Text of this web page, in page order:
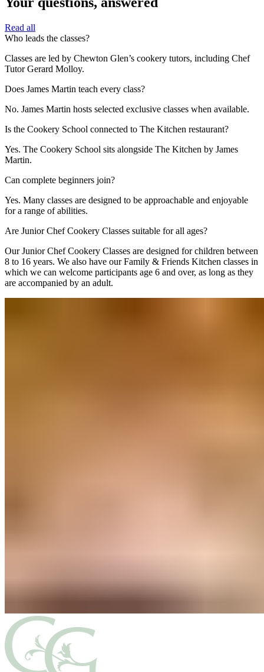
Read all​​​​‌ ‍ ​‍​‍‌‍ ‌ ​‍‌‍‍‌‌‍‌ ‌‍‍‌‌‍ ‍​‍​‍​ ‍‍​‍​‍‌ ​ ‌‍​‌‌‍ ‍‌‍‍‌‌ ‌​‌ ‍‌​‍ ‍‌‍‍‌‌‍ ​‍​‍​‍ ​​‍​‍‌‍‍​‌ ​‍‌‍‌‌‌‍‌‍​‍​‍​ ‍‍​‍​‍‌‍‍​‌ ‌​‌ ‌​‌ ​​‌ ​ ​ ‍‍​‍ ​‍ ‌‍ ​​‍ ‌‌‍​‌‌‍ ‍‌‍‌​​‍ ‌‌ ​‍​‍ ‌‌‍‍​‌‍ ‌ ‌​‌‍‌‌‌‍ ​‌ ​ ​‍ ‌‌ ​ ‌ ‌​‌ ‌‌‌‍‌​‌‍‍‌‌‍ ​‍ ‍‌ ‌‍‌‍‌‌‌ ​‍‌‍​ ‌‍‌‌‌‍ ​​‍ ‍‌‍​‌‌ ​​‌ ​​​‍ ‌‍‍‌‌‍ ‍‌ ‌​‌‍‌‌‌‍ ‍‌ ‌​​‍ ‌‍‌‌‌‍‌​‌‍‍‌‌ ‌​​‍ ‌‍ ‌‌‍ ‌‍‌​‌‍‌‌​ ‌‌ ​​‌ ​‍‌‍‌‌‌ ​ ‌‍‌‌‌‍ ‍‌ ‌​‌‍​‌‌ ‌​‌‍‍‌‌‍ ‌‍ ‍​ ‍ ‌‍‍‌‌‍‌​​ ‌‌‍‍​‌‍ ‌ ‌​‌‍‌‌‌‍ ​‌​​ ‌‍ ​‌‍​‌‌ ​ ‌ ​ ‌​‍‌‌‍ ‍‌‍‌​‌‍‌‌‌ ‍​​‍ ‌​ ‍‌​ ​ ​ ‌‌​ ‌‌​ ​‍‌‍​‌​ ‌‍‌‍​ ​‍ ‌​ ​​​ ​‌‌‍‌​​ ‍‌​‍ ‌​ ‌​​ ‌‍​ ‌‌‌‍‌​​‍ ‌‌‍​‍​ ‌ ​ ​ ​ ‌‍​‍ ‌​ ‌‍​ ‍​​ ‌​‌‍​‍‌‍​ ​ ‌‌​ ​‍‌‍​‍​ ‌‍​ ​​​ ‌‌​ ‌‌​ ‍ ‌ ‌​‌ ‍‌‌ ​​‌‍‌‌​ ‌‌‍‍​‌‍ ‌ ‌​‌‍‌‌‌‍ ​‌​​ ‌‍ ​‌‍​‌‌ ​ ‌ ​ ‌​‍‌‌‍ ‍‌‍‌​‌‍‌‌‌ ‍​​ ‍ ‌ ​​‌‍​‌‌ ‌​‌‍‍​​ ‌‌ ​​‌‍​‌‌‍‌ ‌‍‌‌‌​​‍‌ ‌‌‌‍‍‌‌‍ ​‌‍‌​‌‍‌‌‌ ​‍​‍‌‌​ ‌‌‌​​‍‌‌ ‌‍‍ ‌‍‌‌‌ ‍‌​‍‌‌​ ​ ‌​‌​​‍‌‌​ ​ ‌​‌​​‍‌‌​ ​‍​ ​‍‌‍‌​​ ‍​​ ​‌​ ​​​ ‌ ‌‍‌‍​ ​ ‌‍​‍‌‍‌‍‌‍​ ​ ​​​ ‍‌​‍‌‌​ ​‍​ ​‍​‍‌‌​ ‌‌‌​‌​​‍ ‍‌ ​ ‌‍‌‌‌‍​ ‌‍ ‌‍ ‍‌‍‌​‌‍​‌‌ ​‍‌ ‍‌‌​​ ‌ ‌​‌‍​‌​‍ ‍‌‍ ​‌‍​‌‌‍​‍‌‍‌‌‌‍ ​​ ‌‍​‍‌‍​‌‌ ​ ‌‍‌‌‌‌‌‌‌ ​‍‌‍ ​​ ‌‌‍‍​‌ ‌​‌ ‌​‌ ​​‌ ​ ​‍‌‌​ ​ ‌​​‌​‍‌‌​ ​‍‌​‌‍​‍‌‌​ ​‍‌​‌‍‌‍ ​​‍ ‌‌‍​‌‌‍ ‍‌‍‌​​‍ ‌‌ ​‍​‍ ‌‌‍‍​‌‍ ‌ ‌​‌‍‌‌‌‍ ​‌ ​ ​‍ ‌‌ ​ ‌ ‌​‌ ‌‌‌‍‌​‌‍‍‌‌‍ ​‍ ‍‌ ‌‍‌‍‌‌‌ ​‍‌‍​ ‌‍‌‌‌‍ ​​‍ ‍‌‍​‌‌ ​​‌ ​​​‍‌‍‌‍‍‌‌‍‌​​ ‌‌‍‍​‌‍ ‌ ‌​‌‍‌‌‌‍ ​‌​​ ‌‍ ​‌‍​‌‌ ​ ‌ ​ ‌​‍‌‌‍ ‍‌‍‌​‌‍‌‌‌ ‍​​‍ ‌​ ‍‌​ ​ ​ ‌‌​ ‌‌​ ​‍‌‍​‌​ ‌‍‌‍​ ​‍ ‌​ ​​​ ​‌‌‍‌​​ ‍‌​‍ ‌​ ‌​​ ‌‍​ ‌‌‌‍‌​​‍ ‌‌‍​‍​ ‌ ​ ​ ​ ‌‍​‍ ‌​ ‌‍​ ‍​​ ‌​‌‍​‍‌‍​ ​ ‌‌​ ​‍‌‍​‍​ ‌‍​ ​​​ ‌‌​ ‌‌​‍‌‍‌ ‌​‌ ‍‌‌ ​​‌‍‌‌​ ‌‌‍‍​‌‍ ‌ ‌​‌‍‌‌‌‍ ​‌​​ ‌‍ ​‌‍​‌‌ ​ ‌ ​ ‌​‍‌‌‍ ‍‌‍‌​‌‍‌‌‌ ‍​​‍‌‍‌ ​​‌‍​‌‌ ‌​‌‍‍​​ ‌‌ ​​‌‍​‌‌‍‌ ‌‍‌‌‌​​‍‌ ‌‌‌‍‍‌‌‍ ​‌‍‌​‌‍‌‌‌ ​‍​‍‌‌​ ‌‌‌​​‍‌‌ ‌‍‍ ‌‍‌‌‌ ‍‌​‍‌‌​ ​ ‌​‌​​‍‌‌​ ​ ‌​‌​​‍‌‌​ ​‍​ ​‍‌‍‌​​ ‍​​ ​‌​ ​​​ ‌ ‌‍‌‍​ ​ ‌‍​‍‌‍‌‍‌‍​ ​ ​​​ ‍‌​‍‌‌​ ​‍​ ​‍​‍‌‌​ ‌‌‌​‌​​‍ ‍‌ ​ ‌‍‌‌‌‍​ ‌‍ ‌‍ ‍‌‍‌​‌‍​‌‌ ​‍‌ ‍‌‌​​ ‌ ‌​‌‍​‌​‍ ‍‌‍ ​‌‍​‌‌‍​‍‌‍‌‌‌‍ ​​‍‌‍‌ ​​‌‍‌‌‌ ​‍‌ ​ ‌ ​​‌‍‌‌‌‍​ ‌ ‌​‌‍‍‌‌ ‌‍‌‍‌‌​ ‌‌ ​​‌ ‌‌‌‍​‍‌‍ ​‌‍‍‌‌ ​ ‌‍‍​‌‍‌‌‌‍‌​​‍​‍‌ ‌
Who leads the classes?​​​​‌ ‍ ​‍​‍‌‍ ‌ ​‍‌‍‍‌‌‍‌ ‌‍‍‌‌‍ ‍​‍​‍​ ‍‍​‍​‍‌ ​ ‌‍​‌‌‍ ‍‌‍‍‌‌ ‌​‌ ‍‌​‍ ‍‌‍‍‌‌‍ ​‍​‍​‍ ​​‍​‍‌‍‍​‌ ​‍‌‍‌‌‌‍‌‍​‍​‍​ ‍‍​‍​‍‌‍‍​‌ ‌​‌ ‌​‌ ​​‌ ​ ​ ‍‍​‍ ​‍ ‌‍ ​​‍ ‌‌‍​‌‌‍ ‍‌‍‌​​‍ ‌‌ ​‍​‍ ‌‌‍‍​‌‍ ‌ ‌​‌‍‌‌‌‍ ​‌ ​ ​‍ ‌‌ ​ ‌ ‌​‌ ‌‌‌‍‌​‌‍‍‌‌‍ ​‍ ‍‌ ‌‍‌‍‌‌‌ ​‍‌‍​ ‌‍‌‌‌‍ ​​‍ ‍‌‍​‌‌ ​​‌ ​​​‍ ‌‍‍‌‌‍ ‍‌ ‌​‌‍‌‌‌‍ ‍‌ ‌​​‍ ‌‍‌‌‌‍‌​‌‍‍‌‌ ‌​​‍ ‌‍ ‌‌‍ ‌‍‌​‌‍‌‌​ ‌‌ ​​‌ ​‍‌‍‌‌‌ ​ ‌‍‌‌‌‍ ‍‌ ‌​‌‍​‌‌ ‌​‌‍‍‌‌‍ ‌‍ ‍​ ‍ ‌‍‍‌‌‍‌​​ ‌‌‍‌‍​ ‌‌​ ‍​​ ‌ ​ ​‍​ ​‍​ ‌‌​ ​‌​‍ ‌​ ‍‌‌‍‌‍​ ​‍​ ​ ​‍ ‌​ ‌​‌‍‌‌​ ‌‌‌‍​‍​‍ ‌‌‍​‍‌‍​‍​ ‌ ‌‍‌​​‍ ‌​ ‌‌‌‍‌‍​ ‌ ​ ‌‌​ ‌ ​ ​ ​ ‍​‌‍‌‌‌‍​ ​ ​ ​ ‌‌​ ​‍​ ‍ ‌ ‌​‌ ‍‌‌ ​​‌‍‌‌​ ‌‌‍‍​‌‍ ‌ ‌​‌‍‌‌‌‍ ​‌​‌‍‌‍​‌‌ ​‌​ ‍ ‌ ​​‌‍​‌‌ ‌​‌‍‍​​ ‌‌ ​‌‌ ‌‌‌‍‌‌‌ ​ ‌ ‌​‌‍‍‌‌‍ ‌‍ ‍​ ‌‍​‍‌‍​‌‌ ​ ‌‍‌‌‌‌‌‌‌ ​‍‌‍ ​​ ‌‌‍‍​‌ ‌​‌ ‌​‌ ​​‌ ​ ​‍‌‌​ ​ ‌​​‌​‍‌‌​ ​‍‌​‌‍​‍‌‌​ ​‍‌​‌‍‌‍ ​​‍ ‌‌‍​‌‌‍ ‍‌‍‌​​‍ ‌‌ ​‍​‍ ‌‌‍‍​‌‍ ‌ ‌​‌‍‌‌‌‍ ​‌ ​ ​‍ ‌‌ ​ ‌ ‌​‌ ‌‌‌‍‌​‌‍‍‌‌‍ ​‍ ‍‌ ‌‍‌‍‌‌‌ ​‍‌‍​ ‌‍‌‌‌‍ ​​‍ ‍‌‍​‌‌ ​​‌ ​​​‍‌‍‌‍‍‌‌‍‌​​ ‌‌‍‌‍​ ‌‌​ ‍​​ ‌ ​ ​‍​ ​‍​ ‌‌​ ​‌​‍ ‌​ ‍‌‌‍‌‍​ ​‍​ ​ ​‍ ‌​ ‌​‌‍‌‌​ ‌‌‌‍​‍​‍ ‌‌‍​‍‌‍​‍​ ‌ ‌‍‌​​‍ ‌​ ‌‌‌‍‌‍​ ‌ ​ ‌‌​ ‌ ​ ​ ​ ‍​‌‍‌‌‌‍​ ​ ​ ​ ‌‌​ ​‍​‍‌‍‌ ‌​‌ ‍‌‌ ​​‌‍‌‌​ ‌‌‍‍​‌‍ ‌ ‌​‌‍‌‌‌‍ ​‌​‌‍‌‍​‌‌ ​‌​‍‌‍‌ ​​‌‍​‌‌ ‌​‌‍‍​​ ‌‌ ​‌‌ ‌‌‌‍‌‌‌ ​ ‌ ‌​‌‍‍‌‌‍ ‌‍ ‍​‍‌‍‌ ​​‌‍‌‌‌ ​‍‌ ​ ‌ ​​‌‍‌‌‌‍​ ‌ ‌​‌‍‍‌‌ ‌‍‌‍‌‌​ ‌‌ ​​‌ ‌‌‌‍​‍‌‍ ​‌‍‍‌‌ ​ ‌‍‍​‌‍‌‌‌‍‌​​‍​‍‌ ‌
Classes are led by Chewton Glen’s cookery tutors, including Chef
Tutor Gerard Molloy.​​​​‌ ‍ ​‍​‍‌‍ ‌ ​‍‌‍‍‌‌‍‌ ‌‍‍‌‌‍ ‍​‍​‍​ ‍‍​‍​‍‌ ​ ‌‍​‌‌‍ ‍‌‍‍‌‌ ‌​‌ ‍‌​‍ ‍‌‍‍‌‌‍ ​‍​‍​‍ ​​‍​‍‌‍‍​‌ ​‍‌‍‌‌‌‍‌‍​‍​‍​ ‍‍​‍​‍‌‍‍​‌ ‌​‌ ‌​‌ ​​‌ ​ ​ ‍‍​‍ ​‍ ‌‍ ​​‍ ‌‌‍​‌‌‍ ‍‌‍‌​​‍ ‌‌ ​‍​‍ ‌‌‍‍​‌‍ ‌ ‌​‌‍‌‌‌‍ ​‌ ​ ​‍ ‌‌ ​ ‌ ‌​‌ ‌‌‌‍‌​‌‍‍‌‌‍ ​‍ ‍‌ ‌‍‌‍‌‌‌ ​‍‌‍​ ‌‍‌‌‌‍ ​​‍ ‍‌‍​‌‌ ​​‌ ​​​‍ ‌‍‍‌‌‍ ‍‌ ‌​‌‍‌‌‌‍ ‍‌ ‌​​‍ ‌‍‌‌‌‍‌​‌‍‍‌‌ ‌​​‍ ‌‍ ‌‌‍ ‌‍‌​‌‍‌‌​ ‌‌ ​​‌ ​‍‌‍‌‌‌ ​ ‌‍‌‌‌‍ ‍‌ ‌​‌‍​‌‌ ‌​‌‍‍‌‌‍ ‌‍ ‍​ ‍ ‌‍‍‌‌‍‌​​ ‌‌‍‌‍​ ‌‌​ ‍​​ ‌ ​ ​‍​ ​‍​ ‌‌​ ​‌​‍ ‌​ ‍‌‌‍‌‍​ ​‍​ ​ ​‍ ‌​ ‌​‌‍‌‌​ ‌‌‌‍​‍​‍ ‌‌‍​‍‌‍​‍​ ‌ ‌‍‌​​‍ ‌​ ‌‌‌‍‌‍​ ‌ ​ ‌‌​ ‌ ​ ​ ​ ‍​‌‍‌‌‌‍​ ​ ​ ​ ‌‌​ ​‍​ ‍ ‌ ‌​‌ ‍‌‌ ​​‌‍‌‌​ ‌‌‍‍​‌‍ ‌ ‌​‌‍‌‌‌‍ ​‌​‌‍‌‍​‌‌ ​‌​ ‍ ‌ ​​‌‍​‌‌ ‌​‌‍‍​​ ‌‌‍​‌‌‍ ‍‌ ​ ‌ ‌ ‌‍‌‌‌ ​‍​‍‌‌​ ‌‌‌​​‍‌‌ ‌‍‍ ‌‍‌‌‌ ‍‌​‍‌‌​ ​ ‌​‌​​‍‌‌​ ​ ‌​‌​​‍‌‌​ ​‍​ ​‍‌‍​‌‌‍‌‍‌‍​ ​ ​‌​ ‍​​ ‌‌​ ‌​​ ​‌‌‍‌​‌‍​‍​ ‌‌‌‍​‌​‍‌‌​ ​‍​ ​‍​‍‌‌​ ‌‌‌​‌​​‍ ‍‌‍​ ‌‍‍​‌‍‍‌‌‍ ​‌‍‌​‌ ​‍‌‍‌‌‌‍ ‍​‍‌‌​ ‌‌‌​​‍‌‌ ‌‍‍ ‌‍‌‌‌ ‍‌​‍‌‌​ ​ ‌​‌​​‍‌‌​ ​ ‌​‌​​‍‌‌​ ​‍​ ​‍‌‍‌​​ ​​​ ​​​ ​‍​ ‌‍​ ‌ ​ ​‍​ ​ ​ ‍​​ ‍‌​ ​‍​ ‌‍​‍‌‌​ ​‍​ ​‍​‍‌‌​ ‌‌‌​‌​​‍ ‍‌ ‌​‌‍‌‌‌ ‍​‌ ‌​​ ‌‍​‍‌‍​‌‌ ​ ‌‍‌‌‌‌‌‌‌ ​‍‌‍ ​​ ‌‌‍‍​‌ ‌​‌ ‌​‌ ​​‌ ​ ​‍‌‌​ ​ ‌​​‌​‍‌‌​ ​‍‌​‌‍​‍‌‌​ ​‍‌​‌‍‌‍ ​​‍ ‌‌‍​‌‌‍ ‍‌‍‌​​‍ ‌‌ ​‍​‍ ‌‌‍‍​‌‍ ‌ ‌​‌‍‌‌‌‍ ​‌ ​ ​‍ ‌‌ ​ ‌ ‌​‌ ‌‌‌‍‌​‌‍‍‌‌‍ ​‍ ‍‌ ‌‍‌‍‌‌‌ ​‍‌‍​ ‌‍‌‌‌‍ ​​‍ ‍‌‍​‌‌ ​​‌ ​​​‍‌‍‌‍‍‌‌‍‌​​ ‌‌‍‌‍​ ‌‌​ ‍​​ ‌ ​ ​‍​ ​‍​ ‌‌​ ​‌​‍ ‌​ ‍‌‌‍‌‍​ ​‍​ ​ ​‍ ‌​ ‌​‌‍‌‌​ ‌‌‌‍​‍​‍ ‌‌‍​‍‌‍​‍​ ‌ ‌‍‌​​‍ ‌​ ‌‌‌‍‌‍​ ‌ ​ ‌‌​ ‌ ​ ​ ​ ‍​‌‍‌‌‌‍​ ​ ​ ​ ‌‌​ ​‍​‍‌‍‌ ‌​‌ ‍‌‌ ​​‌‍‌‌​ ‌‌‍‍​‌‍ ‌ ‌​‌‍‌‌‌‍ ​‌​‌‍‌‍​‌‌ ​‌​‍‌‍‌ ​​‌‍​‌‌ ‌​‌‍‍​​ ‌‌‍​‌‌‍ ‍‌ ​ ‌ ‌ ‌‍‌‌‌ ​‍​‍‌‌​ ‌‌‌​​‍‌‌ ‌‍‍ ‌‍‌‌‌ ‍‌​‍‌‌​ ​ ‌​‌​​‍‌‌​ ​ ‌​‌​​‍‌‌​ ​‍​ ​‍‌‍​‌‌‍‌‍‌‍​ ​ ​‌​ ‍​​ ‌‌​ ‌​​ ​‌‌‍‌​‌‍​‍​ ‌‌‌‍​‌​‍‌‌​ ​‍​ ​‍​‍‌‌​ ‌‌‌​‌​​‍ ‍‌‍​ ‌‍‍​‌‍‍‌‌‍ ​‌‍‌​‌ ​‍‌‍‌‌‌‍ ‍​‍‌‌​ ‌‌‌​​‍‌‌ ‌‍‍ ‌‍‌‌‌ ‍‌​‍‌‌​ ​ ‌​‌​​‍‌‌​ ​ ‌​‌​​‍‌‌​ ​‍​ ​‍‌‍‌​​ ​​​ ​​​ ​‍​ ‌‍​ ‌ ​ ​‍​ ​ ​ ‍​​ ‍‌​ ​‍​ ‌‍​‍‌‌​ ​‍​ ​‍​‍‌‌​ ‌‌‌​‌​​‍ ‍‌ ‌​‌‍‌‌‌ ‍​‌ ‌​​‍‌‍‌ ​​‌‍‌‌‌ ​‍‌ ​ ‌ ​​‌‍‌‌‌‍​ ‌ ‌​‌‍‍‌‌ ‌‍‌‍‌‌​ ‌‌ ​​‌ ‌‌‌‍​‍‌‍ ​‌‍‍‌‌ ​ ‌‍‍​‌‍‌‌‌‍‌​​‍​‍‌ ‌
Does James Martin teach every class?​​​​‌ ‍ ​‍​‍‌‍ ‌ ​‍‌‍‍‌‌‍‌ ‌‍‍‌‌‍ ‍​‍​‍​ ‍‍​‍​‍‌ ​ ‌‍​‌‌‍ ‍‌‍‍‌‌ ‌​‌ ‍‌​‍ ‍‌‍‍‌‌‍ ​‍​‍​‍ ​​‍​‍‌‍‍​‌ ​‍‌‍‌‌‌‍‌‍​‍​‍​ ‍‍​‍​‍‌‍‍​‌ ‌​‌ ‌​‌ ​​‌ ​ ​ ‍‍​‍ ​‍ ‌‍ ​​‍ ‌‌‍​‌‌‍ ‍‌‍‌​​‍ ‌‌ ​‍​‍ ‌‌‍‍​‌‍ ‌ ‌​‌‍‌‌‌‍ ​‌ ​ ​‍ ‌‌ ​ ‌ ‌​‌ ‌‌‌‍‌​‌‍‍‌‌‍ ​‍ ‍‌ ‌‍‌‍‌‌‌ ​‍‌‍​ ‌‍‌‌‌‍ ​​‍ ‍‌‍​‌‌ ​​‌ ​​​‍ ‌‍‍‌‌‍ ‍‌ ‌​‌‍‌‌‌‍ ‍‌ ‌​​‍ ‌‍‌‌‌‍‌​‌‍‍‌‌ ‌​​‍ ‌‍ ‌‌‍ ‌‍‌​‌‍‌‌​ ‌‌ ​​‌ ​‍‌‍‌‌‌ ​ ‌‍‌‌‌‍ ‍‌ ‌​‌‍​‌‌ ‌​‌‍‍‌‌‍ ‌‍ ‍​ ‍ ‌‍‍‌‌‍‌​​ ‌‌‍​‌​ ​‍​ ​‍​ ​‌​ ​​‌‍​ ‌‍‌‌‌‍‌​​‍ ‌​ ‌​​ ‍​‌‍‌‌​ ‌‍​‍ ‌​ ‌​​ ‍​​ ‌‌​ ​​​‍ ‌‌‍​‍​ ‍​​ ​​‌‍​‍​‍ ‌‌‍​‌‌‍​ ​ ‍​​ ​‌‌‍‌‌​ ‌​‌‍‌​​ ‍​​ ‌‌‌‍‌​‌‍‌‌​ ‍​​ ‍ ‌ ‌​‌ ‍‌‌ ​​‌‍‌‌​ ‌‌‍‍​‌‍ ‌ ‌​‌‍‌‌‌‍ ​‌​‌‍‌‍​‌‌ ​‌​ ‍ ‌ ​​‌‍​‌‌ ‌​‌‍‍​​ ‌‌ ​‌‌ ‌‌‌‍‌‌‌ ​ ‌ ‌​‌‍‍‌‌‍ ‌‍ ‍​ ‌‍​‍‌‍​‌‌ ​ ‌‍‌‌‌‌‌‌‌ ​‍‌‍ ​​ ‌‌‍‍​‌ ‌​‌ ‌​‌ ​​‌ ​ ​‍‌‌​ ​ ‌​​‌​‍‌‌​ ​‍‌​‌‍​‍‌‌​ ​‍‌​‌‍‌‍ ​​‍ ‌‌‍​‌‌‍ ‍‌‍‌​​‍ ‌‌ ​‍​‍ ‌‌‍‍​‌‍ ‌ ‌​‌‍‌‌‌‍ ​‌ ​ ​‍ ‌‌ ​ ‌ ‌​‌ ‌‌‌‍‌​‌‍‍‌‌‍ ​‍ ‍‌ ‌‍‌‍‌‌‌ ​‍‌‍​ ‌‍‌‌‌‍ ​​‍ ‍‌‍​‌‌ ​​‌ ​​​‍‌‍‌‍‍‌‌‍‌​​ ‌‌‍​‌​ ​‍​ ​‍​ ​‌​ ​​‌‍​ ‌‍‌‌‌‍‌​​‍ ‌​ ‌​​ ‍​‌‍‌‌​ ‌‍​‍ ‌​ ‌​​ ‍​​ ‌‌​ ​​​‍ ‌‌‍​‍​ ‍​​ ​​‌‍​‍​‍ ‌‌‍​‌‌‍​ ​ ‍​​ ​‌‌‍‌‌​ ‌​‌‍‌​​ ‍​​ ‌‌‌‍‌​‌‍‌‌​ ‍​​‍‌‍‌ ‌​‌ ‍‌‌ ​​‌‍‌‌​ ‌‌‍‍​‌‍ ‌ ‌​‌‍‌‌‌‍ ​‌​‌‍‌‍​‌‌ ​‌​‍‌‍‌ ​​‌‍​‌‌ ‌​‌‍‍​​ ‌‌ ​‌‌ ‌‌‌‍‌‌‌ ​ ‌ ‌​‌‍‍‌‌‍ ‌‍ ‍​‍‌‍‌ ​​‌‍‌‌‌ ​‍‌ ​ ‌ ​​‌‍‌‌‌‍​ ‌ ‌​‌‍‍‌‌ ‌‍‌‍‌‌​ ‌‌ ​​‌ ‌‌‌‍​‍‌‍ ​‌‍‍‌‌ ​ ‌‍‍​‌‍‌‌‌‍‌​​‍​‍‌ ‌
No. James Martin hosts selected exclusive classes when available.​​​​‌ ‍ ​‍​‍‌‍ ‌ ​‍‌‍‍‌‌‍‌ ‌‍‍‌‌‍ ‍​‍​‍​ ‍‍​‍​‍‌ ​ ‌‍​‌‌‍ ‍‌‍‍‌‌ ‌​‌ ‍‌​‍ ‍‌‍‍‌‌‍ ​‍​‍​‍ ​​‍​‍‌‍‍​‌ ​‍‌‍‌‌‌‍‌‍​‍​‍​ ‍‍​‍​‍‌‍‍​‌ ‌​‌ ‌​‌ ​​‌ ​ ​ ‍‍​‍ ​‍ ‌‍ ​​‍ ‌‌‍​‌‌‍ ‍‌‍‌​​‍ ‌‌ ​‍​‍ ‌‌‍‍​‌‍ ‌ ‌​‌‍‌‌‌‍ ​‌ ​ ​‍ ‌‌ ​ ‌ ‌​‌ ‌‌‌‍‌​‌‍‍‌‌‍ ​‍ ‍‌ ‌‍‌‍‌‌‌ ​‍‌‍​ ‌‍‌‌‌‍ ​​‍ ‍‌‍​‌‌ ​​‌ ​​​‍ ‌‍‍‌‌‍ ‍‌ ‌​‌‍‌‌‌‍ ‍‌ ‌​​‍ ‌‍‌‌‌‍‌​‌‍‍‌‌ ‌​​‍ ‌‍ ‌‌‍ ‌‍‌​‌‍‌‌​ ‌‌ ​​‌ ​‍‌‍‌‌‌ ​ ‌‍‌‌‌‍ ‍‌ ‌​‌‍​‌‌ ‌​‌‍‍‌‌‍ ‌‍ ‍​ ‍ ‌‍‍‌‌‍‌​​ ‌‌‍​‌​ ​‍​ ​‍​ ​‌​ ​​‌‍​ ‌‍‌‌‌‍‌​​‍ ‌​ ‌​​ ‍​‌‍‌‌​ ‌‍​‍ ‌​ ‌​​ ‍​​ ‌‌​ ​​​‍ ‌‌‍​‍​ ‍​​ ​​‌‍​‍​‍ ‌‌‍​‌‌‍​ ​ ‍​​ ​‌‌‍‌‌​ ‌​‌‍‌​​ ‍​​ ‌‌‌‍‌​‌‍‌‌​ ‍​​ ‍ ‌ ‌​‌ ‍‌‌ ​​‌‍‌‌​ ‌‌‍‍​‌‍ ‌ ‌​‌‍‌‌‌‍ ​‌​‌‍‌‍​‌‌ ​‌​ ‍ ‌ ​​‌‍​‌‌ ‌​‌‍‍​​ ‌‌‍​‌‌‍ ‍‌ ​ ‌ ‌ ‌‍‌‌‌ ​‍​‍‌‌​ ‌‌‌​​‍‌‌ ‌‍‍ ‌‍‌‌‌ ‍‌​‍‌‌​ ​ ‌​‌​​‍‌‌​ ​ ‌​‌​​‍‌‌​ ​‍​ ​‍​ ​​​ ‍​​ ​‌‌‍​‍​ ​​​ ​ ​ ​ ​ ​ ​ ​ ​ ​​‌‍​ ‌‍​‍​‍‌‌​ ​‍​ ​‍​‍‌‌​ ‌‌‌​‌​​‍ ‍‌‍​ ‌‍‍​‌‍‍‌‌‍ ​‌‍‌​‌ ​‍‌‍‌‌‌‍ ‍​‍‌‌​ ‌‌‌​​‍‌‌ ‌‍‍ ‌‍‌‌‌ ‍‌​‍‌‌​ ​ ‌​‌​​‍‌‌​ ​ ‌​‌​​‍‌‌​ ​‍​ ​‍‌‍‌​‌‍​ ‌‍​‍​ ‌ ‌‍​‌​ ‌‌​ ‌‍​ ​‌​ ‌ ‌‍​‌​ ‌‍​ ‌‌​‍‌‌​ ​‍​ ​‍​‍‌‌​ ‌‌‌​‌​​‍ ‍‌ ‌​‌‍‌‌‌ ‍​‌ ‌​​ ‌‍​‍‌‍​‌‌ ​ ‌‍‌‌‌‌‌‌‌ ​‍‌‍ ​​ ‌‌‍‍​‌ ‌​‌ ‌​‌ ​​‌ ​ ​‍‌‌​ ​ ‌​​‌​‍‌‌​ ​‍‌​‌‍​‍‌‌​ ​‍‌​‌‍‌‍ ​​‍ ‌‌‍​‌‌‍ ‍‌‍‌​​‍ ‌‌ ​‍​‍ ‌‌‍‍​‌‍ ‌ ‌​‌‍‌‌‌‍ ​‌ ​ ​‍ ‌‌ ​ ‌ ‌​‌ ‌‌‌‍‌​‌‍‍‌‌‍ ​‍ ‍‌ ‌‍‌‍‌‌‌ ​‍‌‍​ ‌‍‌‌‌‍ ​​‍ ‍‌‍​‌‌ ​​‌ ​​​‍‌‍‌‍‍‌‌‍‌​​ ‌‌‍​‌​ ​‍​ ​‍​ ​‌​ ​​‌‍​ ‌‍‌‌‌‍‌​​‍ ‌​ ‌​​ ‍​‌‍‌‌​ ‌‍​‍ ‌​ ‌​​ ‍​​ ‌‌​ ​​​‍ ‌‌‍​‍​ ‍​​ ​​‌‍​‍​‍ ‌‌‍​‌‌‍​ ​ ‍​​ ​‌‌‍‌‌​ ‌​‌‍‌​​ ‍​​ ‌‌‌‍‌​‌‍‌‌​ ‍​​‍‌‍‌ ‌​‌ ‍‌‌ ​​‌‍‌‌​ ‌‌‍‍​‌‍ ‌ ‌​‌‍‌‌‌‍ ​‌​‌‍‌‍​‌‌ ​‌​‍‌‍‌ ​​‌‍​‌‌ ‌​‌‍‍​​ ‌‌‍​‌‌‍ ‍‌ ​ ‌ ‌ ‌‍‌‌‌ ​‍​‍‌‌​ ‌‌‌​​‍‌‌ ‌‍‍ ‌‍‌‌‌ ‍‌​‍‌‌​ ​ ‌​‌​​‍‌‌​ ​ ‌​‌​​‍‌‌​ ​‍​ ​‍​ ​​​ ‍​​ ​‌‌‍​‍​ ​​​ ​ ​ ​ ​ ​ ​ ​ ​ ​​‌‍​ ‌‍​‍​‍‌‌​ ​‍​ ​‍​‍‌‌​ ‌‌‌​‌​​‍ ‍‌‍​ ‌‍‍​‌‍‍‌‌‍ ​‌‍‌​‌ ​‍‌‍‌‌‌‍ ‍​‍‌‌​ ‌‌‌​​‍‌‌ ‌‍‍ ‌‍‌‌‌ ‍‌​‍‌‌​ ​ ‌​‌​​‍‌‌​ ​ ‌​‌​​‍‌‌​ ​‍​ ​‍‌‍‌​‌‍​ ‌‍​‍​ ‌ ‌‍​‌​ ‌‌​ ‌‍​ ​‌​ ‌ ‌‍​‌​ ‌‍​ ‌‌​‍‌‌​ ​‍​ ​‍​‍‌‌​ ‌‌‌​‌​​‍ ‍‌ ‌​‌‍‌‌‌ ‍​‌ ‌​​‍‌‍‌ ​​‌‍‌‌‌ ​‍‌ ​ ‌ ​​‌‍‌‌‌‍​ ‌ ‌​‌‍‍‌‌ ‌‍‌‍‌‌​ ‌‌ ​​‌ ‌‌‌‍​‍‌‍ ​‌‍‍‌‌ ​ ‌‍‍​‌‍‌‌‌‍‌​​‍​‍‌ ‌
Is the Cookery School connected to The Kitchen restaurant?​​​​‌ ‍ ​‍​‍‌‍ ‌ ​‍‌‍‍‌‌‍‌ ‌‍‍‌‌‍ ‍​‍​‍​ ‍‍​‍​‍‌ ​ ‌‍​‌‌‍ ‍‌‍‍‌‌ ‌​‌ ‍‌​‍ ‍‌‍‍‌‌‍ ​‍​‍​‍ ​​‍​‍‌‍‍​‌ ​‍‌‍‌‌‌‍‌‍​‍​‍​ ‍‍​‍​‍‌‍‍​‌ ‌​‌ ‌​‌ ​​‌ ​ ​ ‍‍​‍ ​‍ ‌‍ ​​‍ ‌‌‍​‌‌‍ ‍‌‍‌​​‍ ‌‌ ​‍​‍ ‌‌‍‍​‌‍ ‌ ‌​‌‍‌‌‌‍ ​‌ ​ ​‍ ‌‌ ​ ‌ ‌​‌ ‌‌‌‍‌​‌‍‍‌‌‍ ​‍ ‍‌ ‌‍‌‍‌‌‌ ​‍‌‍​ ‌‍‌‌‌‍ ​​‍ ‍‌‍​‌‌ ​​‌ ​​​‍ ‌‍‍‌‌‍ ‍‌ ‌​‌‍‌‌‌‍ ‍‌ ‌​​‍ ‌‍‌‌‌‍‌​‌‍‍‌‌ ‌​​‍ ‌‍ ‌‌‍ ‌‍‌​‌‍‌‌​ ‌‌ ​​‌ ​‍‌‍‌‌‌ ​ ‌‍‌‌‌‍ ‍‌ ‌​‌‍​‌‌ ‌​‌‍‍‌‌‍ ‌‍ ‍​ ‍ ‌‍‍‌‌‍‌​​ ‌​ ‌‍‌‍​‍‌‍‌‍‌‍‌‍‌‍​‍‌‍‌‌​ ‌ ​ ​‌​‍ ‌‌‍‌‍​ ‌‌‌‍‌‌​ ‌‍​‍ ‌​ ‌​​ ​‌​ ​‌‌‍​ ​‍ ‌‌‍​‌‌‍‌‍‌‍‌‍​ ​‌​‍ ‌​ ‍​​ ​‍​ ‍​​ ‍​​ ‍‌​ ‍‌‌‍​‌‌‍‌​‌‍​‌​ ​​​ ​ ​ ‌‌​ ‍ ‌ ‌​‌ ‍‌‌ ​​‌‍‌‌​ ‌‌‍‍​‌‍ ‌ ‌​‌‍‌‌‌‍ ​‌​‌‍‌‍​‌‌ ​‌​ ‍ ‌ ​​‌‍​‌‌ ‌​‌‍‍​​ ‌‌ ​‌‌ ‌‌‌‍‌‌‌ ​ ‌ ‌​‌‍‍‌‌‍ ‌‍ ‍​ ‌‍​‍‌‍​‌‌ ​ ‌‍‌‌‌‌‌‌‌ ​‍‌‍ ​​ ‌‌‍‍​‌ ‌​‌ ‌​‌ ​​‌ ​ ​‍‌‌​ ​ ‌​​‌​‍‌‌​ ​‍‌​‌‍​‍‌‌​ ​‍‌​‌‍‌‍ ​​‍ ‌‌‍​‌‌‍ ‍‌‍‌​​‍ ‌‌ ​‍​‍ ‌‌‍‍​‌‍ ‌ ‌​‌‍‌‌‌‍ ​‌ ​ ​‍ ‌‌ ​ ‌ ‌​‌ ‌‌‌‍‌​‌‍‍‌‌‍ ​‍ ‍‌ ‌‍‌‍‌‌‌ ​‍‌‍​ ‌‍‌‌‌‍ ​​‍ ‍‌‍​‌‌ ​​‌ ​​​‍‌‍‌‍‍‌‌‍‌​​ ‌​ ‌‍‌‍​‍‌‍‌‍‌‍‌‍‌‍​‍‌‍‌‌​ ‌ ​ ​‌​‍ ‌‌‍‌‍​ ‌‌‌‍‌‌​ ‌‍​‍ ‌​ ‌​​ ​‌​ ​‌‌‍​ ​‍ ‌‌‍​‌‌‍‌‍‌‍‌‍​ ​‌​‍ ‌​ ‍​​ ​‍​ ‍​​ ‍​​ ‍‌​ ‍‌‌‍​‌‌‍‌​‌‍​‌​ ​​​ ​ ​ ‌‌​‍‌‍‌ ‌​‌ ‍‌‌ ​​‌‍‌‌​ ‌‌‍‍​‌‍ ‌ ‌​‌‍‌‌‌‍ ​‌​‌‍‌‍​‌‌ ​‌​‍‌‍‌ ​​‌‍​‌‌ ‌​‌‍‍​​ ‌‌ ​‌‌ ‌‌‌‍‌‌‌ ​ ‌ ‌​‌‍‍‌‌‍ ‌‍ ‍​‍‌‍‌ ​​‌‍‌‌‌ ​‍‌ ​ ‌ ​​‌‍‌‌‌‍​ ‌ ‌​‌‍‍‌‌ ‌‍‌‍‌‌​ ‌‌ ​​‌ ‌‌‌‍​‍‌‍ ​‌‍‍‌‌ ​ ‌‍‍​‌‍‌‌‌‍‌​​‍​‍‌ ‌
Yes. The Cookery School sits alongside The Kitchen by James
Martin.​​​​‌ ‍ ​‍​‍‌‍ ‌ ​‍‌‍‍‌‌‍‌ ‌‍‍‌‌‍ ‍​‍​‍​ ‍‍​‍​‍‌ ​ ‌‍​‌‌‍ ‍‌‍‍‌‌ ‌​‌ ‍‌​‍ ‍‌‍‍‌‌‍ ​‍​‍​‍ ​​‍​‍‌‍‍​‌ ​‍‌‍‌‌‌‍‌‍​‍​‍​ ‍‍​‍​‍‌‍‍​‌ ‌​‌ ‌​‌ ​​‌ ​ ​ ‍‍​‍ ​‍ ‌‍ ​​‍ ‌‌‍​‌‌‍ ‍‌‍‌​​‍ ‌‌ ​‍​‍ ‌‌‍‍​‌‍ ‌ ‌​‌‍‌‌‌‍ ​‌ ​ ​‍ ‌‌ ​ ‌ ‌​‌ ‌‌‌‍‌​‌‍‍‌‌‍ ​‍ ‍‌ ‌‍‌‍‌‌‌ ​‍‌‍​ ‌‍‌‌‌‍ ​​‍ ‍‌‍​‌‌ ​​‌ ​​​‍ ‌‍‍‌‌‍ ‍‌ ‌​‌‍‌‌‌‍ ‍‌ ‌​​‍ ‌‍‌‌‌‍‌​‌‍‍‌‌ ‌​​‍ ‌‍ ‌‌‍ ‌‍‌​‌‍‌‌​ ‌‌ ​​‌ ​‍‌‍‌‌‌ ​ ‌‍‌‌‌‍ ‍‌ ‌​‌‍​‌‌ ‌​‌‍‍‌‌‍ ‌‍ ‍​ ‍ ‌‍‍‌‌‍‌​​ ‌​ ‌‍‌‍​‍‌‍‌‍‌‍‌‍‌‍​‍‌‍‌‌​ ‌ ​ ​‌​‍ ‌‌‍‌‍​ ‌‌‌‍‌‌​ ‌‍​‍ ‌​ ‌​​ ​‌​ ​‌‌‍​ ​‍ ‌‌‍​‌‌‍‌‍‌‍‌‍​ ​‌​‍ ‌​ ‍​​ ​‍​ ‍​​ ‍​​ ‍‌​ ‍‌‌‍​‌‌‍‌​‌‍​‌​ ​​​ ​ ​ ‌‌​ ‍ ‌ ‌​‌ ‍‌‌ ​​‌‍‌‌​ ‌‌‍‍​‌‍ ‌ ‌​‌‍‌‌‌‍ ​‌​‌‍‌‍​‌‌ ​‌​ ‍ ‌ ​​‌‍​‌‌ ‌​‌‍‍​​ ‌‌‍​‌‌‍ ‍‌ ​ ‌ ‌ ‌‍‌‌‌ ​‍​‍‌‌​ ‌‌‌​​‍‌‌ ‌‍‍ ‌‍‌‌‌ ‍‌​‍‌‌​ ​ ‌​‌​​‍‌‌​ ​ ‌​‌​​‍‌‌​ ​‍​ ​‍​ ‍‌​ ​‌​ ‍‌​ ​‌​ ‌‌​ ‌​‌‍​‍​ ​‍‌‍​‍​ ‍‌‌‍‌​‌‍​‌​‍‌‌​ ​‍​ ​‍​‍‌‌​ ‌‌‌​‌​​‍ ‍‌‍​ ‌‍‍​‌‍‍‌‌‍ ​‌‍‌​‌ ​‍‌‍‌‌‌‍ ‍​‍‌‌​ ‌‌‌​​‍‌‌ ‌‍‍ ‌‍‌‌‌ ‍‌​‍‌‌​ ​ ‌​‌​​‍‌‌​ ​ ‌​‌​​‍‌‌​ ​‍​ ​‍‌‍‌​‌‍‌‍​ ​‌​ ​‍‌‍​ ​ ‌ ​ ‌‌‌‍‌​​ ​ ​ ‍​​ ​‍​ ‌‌​‍‌‌​ ​‍​ ​‍​‍‌‌​ ‌‌‌​‌​​‍ ‍‌ ‌​‌‍‌‌‌ ‍​‌ ‌​​ ‌‍​‍‌‍​‌‌ ​ ‌‍‌‌‌‌‌‌‌ ​‍‌‍ ​​ ‌‌‍‍​‌ ‌​‌ ‌​‌ ​​‌ ​ ​‍‌‌​ ​ ‌​​‌​‍‌‌​ ​‍‌​‌‍​‍‌‌​ ​‍‌​‌‍‌‍ ​​‍ ‌‌‍​‌‌‍ ‍‌‍‌​​‍ ‌‌ ​‍​‍ ‌‌‍‍​‌‍ ‌ ‌​‌‍‌‌‌‍ ​‌ ​ ​‍ ‌‌ ​ ‌ ‌​‌ ‌‌‌‍‌​‌‍‍‌‌‍ ​‍ ‍‌ ‌‍‌‍‌‌‌ ​‍‌‍​ ‌‍‌‌‌‍ ​​‍ ‍‌‍​‌‌ ​​‌ ​​​‍‌‍‌‍‍‌‌‍‌​​ ‌​ ‌‍‌‍​‍‌‍‌‍‌‍‌‍‌‍​‍‌‍‌‌​ ‌ ​ ​‌​‍ ‌‌‍‌‍​ ‌‌‌‍‌‌​ ‌‍​‍ ‌​ ‌​​ ​‌​ ​‌‌‍​ ​‍ ‌‌‍​‌‌‍‌‍‌‍‌‍​ ​‌​‍ ‌​ ‍​​ ​‍​ ‍​​ ‍​​ ‍‌​ ‍‌‌‍​‌‌‍‌​‌‍​‌​ ​​​ ​ ​ ‌‌​‍‌‍‌ ‌​‌ ‍‌‌ ​​‌‍‌‌​ ‌‌‍‍​‌‍ ‌ ‌​‌‍‌‌‌‍ ​‌​‌‍‌‍​‌‌ ​‌​‍‌‍‌ ​​‌‍​‌‌ ‌​‌‍‍​​ ‌‌‍​‌‌‍ ‍‌ ​ ‌ ‌ ‌‍‌‌‌ ​‍​‍‌‌​ ‌‌‌​​‍‌‌ ‌‍‍ ‌‍‌‌‌ ‍‌​‍‌‌​ ​ ‌​‌​​‍‌‌​ ​ ‌​‌​​‍‌‌​ ​‍​ ​‍​ ‍‌​ ​‌​ ‍‌​ ​‌​ ‌‌​ ‌​‌‍​‍​ ​‍‌‍​‍​ ‍‌‌‍‌​‌‍​‌​‍‌‌​ ​‍​ ​‍​‍‌‌​ ‌‌‌​‌​​‍ ‍‌‍​ ‌‍‍​‌‍‍‌‌‍ ​‌‍‌​‌ ​‍‌‍‌‌‌‍ ‍​‍‌‌​ ‌‌‌​​‍‌‌ ‌‍‍ ‌‍‌‌‌ ‍‌​‍‌‌​ ​ ‌​‌​​‍‌‌​ ​ ‌​‌​​‍‌‌​ ​‍​ ​‍‌‍‌​‌‍‌‍​ ​‌​ ​‍‌‍​ ​ ‌ ​ ‌‌‌‍‌​​ ​ ​ ‍​​ ​‍​ ‌‌​‍‌‌​ ​‍​ ​‍​‍‌‌​ ‌‌‌​‌​​‍ ‍‌ ‌​‌‍‌‌‌ ‍​‌ ‌​​‍‌‍‌ ​​‌‍‌‌‌ ​‍‌ ​ ‌ ​​‌‍‌‌‌‍​ ‌ ‌​‌‍‍‌‌ ‌‍‌‍‌‌​ ‌‌ ​​‌ ‌‌‌‍​‍‌‍ ​‌‍‍‌‌ ​ ‌‍‍​‌‍‌‌‌‍‌​​‍​‍‌ ‌
Can complete beginners join?​​​​‌ ‍ ​‍​‍‌‍ ‌ ​‍‌‍‍‌‌‍‌ ‌‍‍‌‌‍ ‍​‍​‍​ ‍‍​‍​‍‌ ​ ‌‍​‌‌‍ ‍‌‍‍‌‌ ‌​‌ ‍‌​‍ ‍‌‍‍‌‌‍ ​‍​‍​‍ ​​‍​‍‌‍‍​‌ ​‍‌‍‌‌‌‍‌‍​‍​‍​ ‍‍​‍​‍‌‍‍​‌ ‌​‌ ‌​‌ ​​‌ ​ ​ ‍‍​‍ ​‍ ‌‍ ​​‍ ‌‌‍​‌‌‍ ‍‌‍‌​​‍ ‌‌ ​‍​‍ ‌‌‍‍​‌‍ ‌ ‌​‌‍‌‌‌‍ ​‌ ​ ​‍ ‌‌ ​ ‌ ‌​‌ ‌‌‌‍‌​‌‍‍‌‌‍ ​‍ ‍‌ ‌‍‌‍‌‌‌ ​‍‌‍​ ‌‍‌‌‌‍ ​​‍ ‍‌‍​‌‌ ​​‌ ​​​‍ ‌‍‍‌‌‍ ‍‌ ‌​‌‍‌‌‌‍ ‍‌ ‌​​‍ ‌‍‌‌‌‍‌​‌‍‍‌‌ ‌​​‍ ‌‍ ‌‌‍ ‌‍‌​‌‍‌‌​ ‌‌ ​​‌ ​‍‌‍‌‌‌ ​ ‌‍‌‌‌‍ ‍‌ ‌​‌‍​‌‌ ‌​‌‍‍‌‌‍ ‌‍ ‍​ ‍ ‌‍‍‌‌‍‌​​ ‌​ ‍‌​ ​ ‌‍‌​​ ‍‌‌‍​ ‌‍‌​​ ​​‌‍​‍​‍ ‌​ ‌​​ ‌‌‌‍‌‌‌‍‌​​‍ ‌​ ‌​​ ​ ‌‍‌​​ ​‌​‍ ‌‌‍​‌‌‍‌‌​ ‌​​ ‌‍​‍ ‌​ ​ ​ ‌ ​ ​‍​ ‌​​ ‌ ​ ​‍‌‍‌‌​ ‌ ​ ​‍​ ‍‌​ ​​‌‍​‍​ ‍ ‌ ‌​‌ ‍‌‌ ​​‌‍‌‌​ ‌‌‍‍​‌‍ ‌ ‌​‌‍‌‌‌‍ ​‌​‌‍‌‍​‌‌ ​‌​ ‍ ‌ ​​‌‍​‌‌ ‌​‌‍‍​​ ‌‌ ​‌‌ ‌‌‌‍‌‌‌ ​ ‌ ‌​‌‍‍‌‌‍ ‌‍ ‍​ ‌‍​‍‌‍​‌‌ ​ ‌‍‌‌‌‌‌‌‌ ​‍‌‍ ​​ ‌‌‍‍​‌ ‌​‌ ‌​‌ ​​‌ ​ ​‍‌‌​ ​ ‌​​‌​‍‌‌​ ​‍‌​‌‍​‍‌‌​ ​‍‌​‌‍‌‍ ​​‍ ‌‌‍​‌‌‍ ‍‌‍‌​​‍ ‌‌ ​‍​‍ ‌‌‍‍​‌‍ ‌ ‌​‌‍‌‌‌‍ ​‌ ​ ​‍ ‌‌ ​ ‌ ‌​‌ ‌‌‌‍‌​‌‍‍‌‌‍ ​‍ ‍‌ ‌‍‌‍‌‌‌ ​‍‌‍​ ‌‍‌‌‌‍ ​​‍ ‍‌‍​‌‌ ​​‌ ​​​‍‌‍‌‍‍‌‌‍‌​​ ‌​ ‍‌​ ​ ‌‍‌​​ ‍‌‌‍​ ‌‍‌​​ ​​‌‍​‍​‍ ‌​ ‌​​ ‌‌‌‍‌‌‌‍‌​​‍ ‌​ ‌​​ ​ ‌‍‌​​ ​‌​‍ ‌‌‍​‌‌‍‌‌​ ‌​​ ‌‍​‍ ‌​ ​ ​ ‌ ​ ​‍​ ‌​​ ‌ ​ ​‍‌‍‌‌​ ‌ ​ ​‍​ ‍‌​ ​​‌‍​‍​‍‌‍‌ ‌​‌ ‍‌‌ ​​‌‍‌‌​ ‌‌‍‍​‌‍ ‌ ‌​‌‍‌‌‌‍ ​‌​‌‍‌‍​‌‌ ​‌​‍‌‍‌ ​​‌‍​‌‌ ‌​‌‍‍​​ ‌‌ ​‌‌ ‌‌‌‍‌‌‌ ​ ‌ ‌​‌‍‍‌‌‍ ‌‍ ‍​‍‌‍‌ ​​‌‍‌‌‌ ​‍‌ ​ ‌ ​​‌‍‌‌‌‍​ ‌ ‌​‌‍‍‌‌ ‌‍‌‍‌‌​ ‌‌ ​​‌ ‌‌‌‍​‍‌‍ ​‌‍‍‌‌ ​ ‌‍‍​‌‍‌‌‌‍‌​​‍​‍‌ ‌
Yes. Many classes are designed to be approachable and enjoyable
for a range of abilities.​​​​‌ ‍ ​‍​‍‌‍ ‌ ​‍‌‍‍‌‌‍‌ ‌‍‍‌‌‍ ‍​‍​‍​ ‍‍​‍​‍‌ ​ ‌‍​‌‌‍ ‍‌‍‍‌‌ ‌​‌ ‍‌​‍ ‍‌‍‍‌‌‍ ​‍​‍​‍ ​​‍​‍‌‍‍​‌ ​‍‌‍‌‌‌‍‌‍​‍​‍​ ‍‍​‍​‍‌‍‍​‌ ‌​‌ ‌​‌ ​​‌ ​ ​ ‍‍​‍ ​‍ ‌‍ ​​‍ ‌‌‍​‌‌‍ ‍‌‍‌​​‍ ‌‌ ​‍​‍ ‌‌‍‍​‌‍ ‌ ‌​‌‍‌‌‌‍ ​‌ ​ ​‍ ‌‌ ​ ‌ ‌​‌ ‌‌‌‍‌​‌‍‍‌‌‍ ​‍ ‍‌ ‌‍‌‍‌‌‌ ​‍‌‍​ ‌‍‌‌‌‍ ​​‍ ‍‌‍​‌‌ ​​‌ ​​​‍ ‌‍‍‌‌‍ ‍‌ ‌​‌‍‌‌‌‍ ‍‌ ‌​​‍ ‌‍‌‌‌‍‌​‌‍‍‌‌ ‌​​‍ ‌‍ ‌‌‍ ‌‍‌​‌‍‌‌​ ‌‌ ​​‌ ​‍‌‍‌‌‌ ​ ‌‍‌‌‌‍ ‍‌ ‌​‌‍​‌‌ ‌​‌‍‍‌‌‍ ‌‍ ‍​ ‍ ‌‍‍‌‌‍‌​​ ‌​ ‍‌​ ​ ‌‍‌​​ ‍‌‌‍​ ‌‍‌​​ ​​‌‍​‍​‍ ‌​ ‌​​ ‌‌‌‍‌‌‌‍‌​​‍ ‌​ ‌​​ ​ ‌‍‌​​ ​‌​‍ ‌‌‍​‌‌‍‌‌​ ‌​​ ‌‍​‍ ‌​ ​ ​ ‌ ​ ​‍​ ‌​​ ‌ ​ ​‍‌‍‌‌​ ‌ ​ ​‍​ ‍‌​ ​​‌‍​‍​ ‍ ‌ ‌​‌ ‍‌‌ ​​‌‍‌‌​ ‌‌‍‍​‌‍ ‌ ‌​‌‍‌‌‌‍ ​‌​‌‍‌‍​‌‌ ​‌​ ‍ ‌ ​​‌‍​‌‌ ‌​‌‍‍​​ ‌‌‍​‌‌‍ ‍‌ ​ ‌ ‌ ‌‍‌‌‌ ​‍​‍‌‌​ ‌‌‌​​‍‌‌ ‌‍‍ ‌‍‌‌‌ ‍‌​‍‌‌​ ​ ‌​‌​​‍‌‌​ ​ ‌​‌​​‍‌‌​ ​‍​ ​‍​ ‌​​ ‍‌‌‍‌​​ ‍‌‌‍​‍​ ​‌​ ‌‌​ ​‌​ ​‍​ ‌‌​ ‌‍‌‍‌‍​‍‌‌​ ​‍​ ​‍​‍‌‌​ ‌‌‌​‌​​‍ ‍‌‍​ ‌‍‍​‌‍‍‌‌‍ ​‌‍‌​‌ ​‍‌‍‌‌‌‍ ‍​‍‌‌​ ‌‌‌​​‍‌‌ ‌‍‍ ‌‍‌‌‌ ‍‌​‍‌‌​ ​ ‌​‌​​‍‌‌​ ​ ‌​‌​​‍‌‌​ ​‍​ ​‍​ ‍​‌‍​‍​ ‍‌​ ‍​​ ​‍​ ‌‌‌‍‌‍‌‍​ ​ ‌‌​ ‌‌​ ‌ ​ ​‌​‍‌‌​ ​‍​ ​‍​‍‌‌​ ‌‌‌​‌​​‍ ‍‌ ‌​‌‍‌‌‌ ‍​‌ ‌​​ ‌‍​‍‌‍​‌‌ ​ ‌‍‌‌‌‌‌‌‌ ​‍‌‍ ​​ ‌‌‍‍​‌ ‌​‌ ‌​‌ ​​‌ ​ ​‍‌‌​ ​ ‌​​‌​‍‌‌​ ​‍‌​‌‍​‍‌‌​ ​‍‌​‌‍‌‍ ​​‍ ‌‌‍​‌‌‍ ‍‌‍‌​​‍ ‌‌ ​‍​‍ ‌‌‍‍​‌‍ ‌ ‌​‌‍‌‌‌‍ ​‌ ​ ​‍ ‌‌ ​ ‌ ‌​‌ ‌‌‌‍‌​‌‍‍‌‌‍ ​‍ ‍‌ ‌‍‌‍‌‌‌ ​‍‌‍​ ‌‍‌‌‌‍ ​​‍ ‍‌‍​‌‌ ​​‌ ​​​‍‌‍‌‍‍‌‌‍‌​​ ‌​ ‍‌​ ​ ‌‍‌​​ ‍‌‌‍​ ‌‍‌​​ ​​‌‍​‍​‍ ‌​ ‌​​ ‌‌‌‍‌‌‌‍‌​​‍ ‌​ ‌​​ ​ ‌‍‌​​ ​‌​‍ ‌‌‍​‌‌‍‌‌​ ‌​​ ‌‍​‍ ‌​ ​ ​ ‌ ​ ​‍​ ‌​​ ‌ ​ ​‍‌‍‌‌​ ‌ ​ ​‍​ ‍‌​ ​​‌‍​‍​‍‌‍‌ ‌​‌ ‍‌‌ ​​‌‍‌‌​ ‌‌‍‍​‌‍ ‌ ‌​‌‍‌‌‌‍ ​‌​‌‍‌‍​‌‌ ​‌​‍‌‍‌ ​​‌‍​‌‌ ‌​‌‍‍​​ ‌‌‍​‌‌‍ ‍‌ ​ ‌ ‌ ‌‍‌‌‌ ​‍​‍‌‌​ ‌‌‌​​‍‌‌ ‌‍‍ ‌‍‌‌‌ ‍‌​‍‌‌​ ​ ‌​‌​​‍‌‌​ ​ ‌​‌​​‍‌‌​ ​‍​ ​‍​ ‌​​ ‍‌‌‍‌​​ ‍‌‌‍​‍​ ​‌​ ‌‌​ ​‌​ ​‍​ ‌‌​ ‌‍‌‍‌‍​‍‌‌​ ​‍​ ​‍​‍‌‌​ ‌‌‌​‌​​‍ ‍‌‍​ ‌‍‍​‌‍‍‌‌‍ ​‌‍‌​‌ ​‍‌‍‌‌‌‍ ‍​‍‌‌​ ‌‌‌​​‍‌‌ ‌‍‍ ‌‍‌‌‌ ‍‌​‍‌‌​ ​ ‌​‌​​‍‌‌​ ​ ‌​‌​​‍‌‌​ ​‍​ ​‍​ ‍​‌‍​‍​ ‍‌​ ‍​​ ​‍​ ‌‌‌‍‌‍‌‍​ ​ ‌‌​ ‌‌​ ‌ ​ ​‌​‍‌‌​ ​‍​ ​‍​‍‌‌​ ‌‌‌​‌​​‍ ‍‌ ‌​‌‍‌‌‌ ‍​‌ ‌​​‍‌‍‌ ​​‌‍‌‌‌ ​‍‌ ​ ‌ ​​‌‍‌‌‌‍​ ‌ ‌​‌‍‍‌‌ ‌‍‌‍‌‌​ ‌‌ ​​‌ ‌‌‌‍​‍‌‍ ​‌‍‍‌‌ ​ ‌‍‍​‌‍‌‌‌‍‌​​‍​‍‌ ‌
Are Junior Chef Cookery Classes suitable for all ages?​​​​‌ ‍ ​‍​‍‌‍ ‌ ​‍‌‍‍‌‌‍‌ ‌‍‍‌‌‍ ‍​‍​‍​ ‍‍​‍​‍‌ ​ ‌‍​‌‌‍ ‍‌‍‍‌‌ ‌​‌ ‍‌​‍ ‍‌‍‍‌‌‍ ​‍​‍​‍ ​​‍​‍‌‍‍​‌ ​‍‌‍‌‌‌‍‌‍​‍​‍​ ‍‍​‍​‍‌‍‍​‌ ‌​‌ ‌​‌ ​​‌ ​ ​ ‍‍​‍ ​‍ ‌‍ ​​‍ ‌‌‍​‌‌‍ ‍‌‍‌​​‍ ‌‌ ​‍​‍ ‌‌‍‍​‌‍ ‌ ‌​‌‍‌‌‌‍ ​‌ ​ ​‍ ‌‌ ​ ‌ ‌​‌ ‌‌‌‍‌​‌‍‍‌‌‍ ​‍ ‍‌ ‌‍‌‍‌‌‌ ​‍‌‍​ ‌‍‌‌‌‍ ​​‍ ‍‌‍​‌‌ ​​‌ ​​​‍ ‌‍‍‌‌‍ ‍‌ ‌​‌‍‌‌‌‍ ‍‌ ‌​​‍ ‌‍‌‌‌‍‌​‌‍‍‌‌ ‌​​‍ ‌‍ ‌‌‍ ‌‍‌​‌‍‌‌​ ‌‌ ​​‌ ​‍‌‍‌‌‌ ​ ‌‍‌‌‌‍ ‍‌ ‌​‌‍​‌‌ ‌​‌‍‍‌‌‍ ‌‍ ‍​ ‍ ‌‍‍‌‌‍‌​​ ‌​ ​‍​ ​​‌‍​‌​ ‍​​ ​​​ ‍​​ ‌ ‌‍‌‌​‍ ‌‌‍‌‌‌‍‌‍‌‍​‍​ ​‍​‍ ‌​ ‌​‌‍‌‌​ ‍‌‌‍‌‌​‍ ‌‌‍​‍​ ‌ ​ ‌‍‌‍​‍​‍ ‌‌‍​ ‌‍​‌​ ​ ​ ​‌​ ‌‌‌‍‌‍‌‍‌​​ ‍‌‌‍‌​​ ​​​ ​‍​ ‌​​ ‍ ‌ ‌​‌ ‍‌‌ ​​‌‍‌‌​ ‌‌‍‍​‌‍ ‌ ‌​‌‍‌‌‌‍ ​‌​‌‍‌‍​‌‌ ​‌​ ‍ ‌ ​​‌‍​‌‌ ‌​‌‍‍​​ ‌‌ ​‌‌ ‌‌‌‍‌‌‌ ​ ‌ ‌​‌‍‍‌‌‍ ‌‍ ‍​ ‌‍​‍‌‍​‌‌ ​ ‌‍‌‌‌‌‌‌‌ ​‍‌‍ ​​ ‌‌‍‍​‌ ‌​‌ ‌​‌ ​​‌ ​ ​‍‌‌​ ​ ‌​​‌​‍‌‌​ ​‍‌​‌‍​‍‌‌​ ​‍‌​‌‍‌‍ ​​‍ ‌‌‍​‌‌‍ ‍‌‍‌​​‍ ‌‌ ​‍​‍ ‌‌‍‍​‌‍ ‌ ‌​‌‍‌‌‌‍ ​‌ ​ ​‍ ‌‌ ​ ‌ ‌​‌ ‌‌‌‍‌​‌‍‍‌‌‍ ​‍ ‍‌ ‌‍‌‍‌‌‌ ​‍‌‍​ ‌‍‌‌‌‍ ​​‍ ‍‌‍​‌‌ ​​‌ ​​​‍‌‍‌‍‍‌‌‍‌​​ ‌​ ​‍​ ​​‌‍​‌​ ‍​​ ​​​ ‍​​ ‌ ‌‍‌‌​‍ ‌‌‍‌‌‌‍‌‍‌‍​‍​ ​‍​‍ ‌​ ‌​‌‍‌‌​ ‍‌‌‍‌‌​‍ ‌‌‍​‍​ ‌ ​ ‌‍‌‍​‍​‍ ‌‌‍​ ‌‍​‌​ ​ ​ ​‌​ ‌‌‌‍‌‍‌‍‌​​ ‍‌‌‍‌​​ ​​​ ​‍​ ‌​​‍‌‍‌ ‌​‌ ‍‌‌ ​​‌‍‌‌​ ‌‌‍‍​‌‍ ‌ ‌​‌‍‌‌‌‍ ​‌​‌‍‌‍​‌‌ ​‌​‍‌‍‌ ​​‌‍​‌‌ ‌​‌‍‍​​ ‌‌ ​‌‌ ‌‌‌‍‌‌‌ ​ ‌ ‌​‌‍‍‌‌‍ ‌‍ ‍​‍‌‍‌ ​​‌‍‌‌‌ ​‍‌ ​ ‌ ​​‌‍‌‌‌‍​ ‌ ‌​‌‍‍‌‌ ‌‍‌‍‌‌​ ‌‌ ​​‌ ‌‌‌‍​‍‌‍ ​‌‍‍‌‌ ​ ‌‍‍​‌‍‌‌‌‍‌​​‍​‍‌ ‌
Our Junior Chef Cookery Classes are designed for children between
8 to 16 years. We also have our Family & Friends Kitchen classes in
which we can welcome participants age 6 and over, as long as they
are accompanied by an adult.​​​​‌ ‍ ​‍​‍‌‍ ‌ ​‍‌‍‍‌‌‍‌ ‌‍‍‌‌‍ ‍​‍​‍​ ‍‍​‍​‍‌ ​ ‌‍​‌‌‍ ‍‌‍‍‌‌ ‌​‌ ‍‌​‍ ‍‌‍‍‌‌‍ ​‍​‍​‍ ​​‍​‍‌‍‍​‌ ​‍‌‍‌‌‌‍‌‍​‍​‍​ ‍‍​‍​‍‌‍‍​‌ ‌​‌ ‌​‌ ​​‌ ​ ​ ‍‍​‍ ​‍ ‌‍ ​​‍ ‌‌‍​‌‌‍ ‍‌‍‌​​‍ ‌‌ ​‍​‍ ‌‌‍‍​‌‍ ‌ ‌​‌‍‌‌‌‍ ​‌ ​ ​‍ ‌‌ ​ ‌ ‌​‌ ‌‌‌‍‌​‌‍‍‌‌‍ ​‍ ‍‌ ‌‍‌‍‌‌‌ ​‍‌‍​ ‌‍‌‌‌‍ ​​‍ ‍‌‍​‌‌ ​​‌ ​​​‍ ‌‍‍‌‌‍ ‍‌ ‌​‌‍‌‌‌‍ ‍‌ ‌​​‍ ‌‍‌‌‌‍‌​‌‍‍‌‌ ‌​​‍ ‌‍ ‌‌‍ ‌‍‌​‌‍‌‌​ ‌‌ ​​‌ ​‍‌‍‌‌‌ ​ ‌‍‌‌‌‍ ‍‌ ‌​‌‍​‌‌ ‌​‌‍‍‌‌‍ ‌‍ ‍​ ‍ ‌‍‍‌‌‍‌​​ ‌​ ​‍​ ​​‌‍​‌​ ‍​​ ​​​ ‍​​ ‌ ‌‍‌‌​‍ ‌‌‍‌‌‌‍‌‍‌‍​‍​ ​‍​‍ ‌​ ‌​‌‍‌‌​ ‍‌‌‍‌‌​‍ ‌‌‍​‍​ ‌ ​ ‌‍‌‍​‍​‍ ‌‌‍​ ‌‍​‌​ ​ ​ ​‌​ ‌‌‌‍‌‍‌‍‌​​ ‍‌‌‍‌​​ ​​​ ​‍​ ‌​​ ‍ ‌ ‌​‌ ‍‌‌ ​​‌‍‌‌​ ‌‌‍‍​‌‍ ‌ ‌​‌‍‌‌‌‍ ​‌​‌‍‌‍​‌‌ ​‌​ ‍ ‌ ​​‌‍​‌‌ ‌​‌‍‍​​ ‌‌‍​‌‌‍ ‍‌ ​ ‌ ‌ ‌‍‌‌‌ ​‍​‍‌‌​ ‌‌‌​​‍‌‌ ‌‍‍ ‌‍‌‌‌ ‍‌​‍‌‌​ ​ ‌​‌​​‍‌‌​ ​ ‌​‌​​‍‌‌​ ​‍​ ​‍​ ​ ​ ‌ ​ ​‌​ ‌ ‌‍​‍‌‍​ ​ ​​‌‍‌​‌‍​‌‌‍‌‍​ ‍‌‌‍‌​​‍‌‌​ ​‍​ ​‍​‍‌‌​ ‌‌‌​‌​​‍ ‍‌‍​ ‌‍‍​‌‍‍‌‌‍ ​‌‍‌​‌ ​‍‌‍‌‌‌‍ ‍​‍‌‌​ ‌‌‌​​‍‌‌ ‌‍‍ ‌‍‌‌‌ ‍‌​‍‌‌​ ​ ‌​‌​​‍‌‌​ ​ ‌​‌​​‍‌‌​ ​‍​ ​‍‌‍​‍​ ‌‍‌‍‌​​ ​ ‌‍‌‍​ ​‌‌‍‌‌​ ‍​‌‍​‍​ ‌​​ ​ ​ ‍‌​‍‌‌​ ​‍​ ​‍​‍‌‌​ ‌‌‌​‌​​‍ ‍‌ ‌​‌‍‌‌‌ ‍​‌ ‌​​ ‌‍​‍‌‍​‌‌ ​ ‌‍‌‌‌‌‌‌‌ ​‍‌‍ ​​ ‌‌‍‍​‌ ‌​‌ ‌​‌ ​​‌ ​ ​‍‌‌​ ​ ‌​​‌​‍‌‌​ ​‍‌​‌‍​‍‌‌​ ​‍‌​‌‍‌‍ ​​‍ ‌‌‍​‌‌‍ ‍‌‍‌​​‍ ‌‌ ​‍​‍ ‌‌‍‍​‌‍ ‌ ‌​‌‍‌‌‌‍ ​‌ ​ ​‍ ‌‌ ​ ‌ ‌​‌ ‌‌‌‍‌​‌‍‍‌‌‍ ​‍ ‍‌ ‌‍‌‍‌‌‌ ​‍‌‍​ ‌‍‌‌‌‍ ​​‍ ‍‌‍​‌‌ ​​‌ ​​​‍‌‍‌‍‍‌‌‍‌​​ ‌​ ​‍​ ​​‌‍​‌​ ‍​​ ​​​ ‍​​ ‌ ‌‍‌‌​‍ ‌‌‍‌‌‌‍‌‍‌‍​‍​ ​‍​‍ ‌​ ‌​‌‍‌‌​ ‍‌‌‍‌‌​‍ ‌‌‍​‍​ ‌ ​ ‌‍‌‍​‍​‍ ‌‌‍​ ‌‍​‌​ ​ ​ ​‌​ ‌‌‌‍‌‍‌‍‌​​ ‍‌‌‍‌​​ ​​​ ​‍​ ‌​​‍‌‍‌ ‌​‌ ‍‌‌ ​​‌‍‌‌​ ‌‌‍‍​‌‍ ‌ ‌​‌‍‌‌‌‍ ​‌​‌‍‌‍​‌‌ ​‌​‍‌‍‌ ​​‌‍​‌‌ ‌​‌‍‍​​ ‌‌‍​‌‌‍ ‍‌ ​ ‌ ‌ ‌‍‌‌‌ ​‍​‍‌‌​ ‌‌‌​​‍‌‌ ‌‍‍ ‌‍‌‌‌ ‍‌​‍‌‌​ ​ ‌​‌​​‍‌‌​ ​ ‌​‌​​‍‌‌​ ​‍​ ​‍​ ​ ​ ‌ ​ ​‌​ ‌ ‌‍​‍‌‍​ ​ ​​‌‍‌​‌‍​‌‌‍‌‍​ ‍‌‌‍‌​​‍‌‌​ ​‍​ ​‍​‍‌‌​ ‌‌‌​‌​​‍ ‍‌‍​ ‌‍‍​‌‍‍‌‌‍ ​‌‍‌​‌ ​‍‌‍‌‌‌‍ ‍​‍‌‌​ ‌‌‌​​‍‌‌ ‌‍‍ ‌‍‌‌‌ ‍‌​‍‌‌​ ​ ‌​‌​​‍‌‌​ ​ ‌​‌​​‍‌‌​ ​‍​ ​‍‌‍​‍​ ‌‍‌‍‌​​ ​ ‌‍‌‍​ ​‌‌‍‌‌​ ‍​‌‍​‍​ ‌​​ ​ ​ ‍‌​‍‌‌​ ​‍​ ​‍​‍‌‌​ ‌‌‌​‌​​‍ ‍‌ ‌​‌‍‌‌‌ ‍​‌ ‌​​‍‌‍‌ ​​‌‍‌‌‌ ​‍‌ ​ ‌ ​​‌‍‌‌‌‍​ ‌ ‌​‌‍‍‌‌ ‌‍‌‍‌‌​ ‌‌ ​​‌ ‌‌‌‍​‍‌‍ ​‌‍‍‌‌ ​ ‌‍‍​‌‍‌‌‌‍‌​​‍​‍‌ ‌